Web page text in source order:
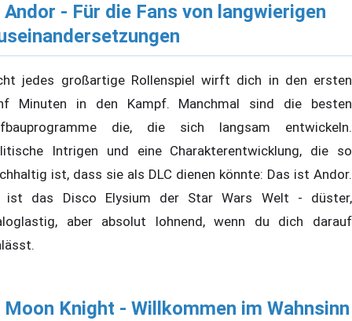
Andor - Für die Fans von langwierigen
jedes großartige Rollenspiel wirft dich in den ersten
Minuten in den Kampf. Manchmal sind die besten
die, die sich langsam entwickeln.
Intrigen und eine Charakterentwicklung, die so
ist, dass sie als DLC dienen könnte: Das ist Andor.
ist das Disco Elysium der Star Wars Welt - düster,
aber absolut lohnend, wenn du dich darauf
Moon Knight - Willkommen im Wahnsinn